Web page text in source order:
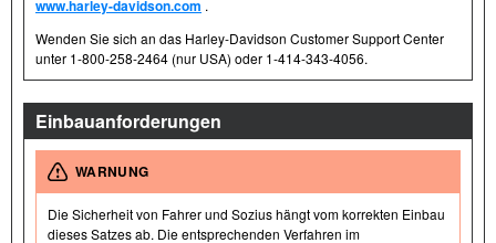
www.harley-davidson.com .
Wenden Sie sich an das Harley-Davidson Customer Support Center
unter 1-800-258-2464 (nur USA) oder 1-414-343-4056.
Einbauanforderungen
WARNUNG
Die Sicherheit von Fahrer und Sozius hängt vom korrekten Einbau
dieses Satzes ab. Die entsprechenden Verfahren im